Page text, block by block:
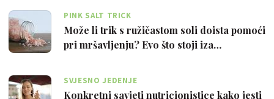
PINK SALT TRICK
Može li trik s ružičastom soli doista pomoći
pri mršavljenju? Evo što stoji iza…
SVJESNO JEDENJE
Konkretni savjeti nutricionistice kako jesti